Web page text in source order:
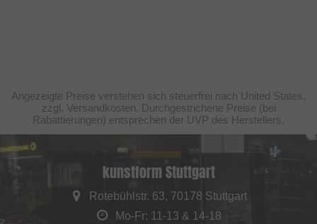
Angezeigte Preise verstehen sich steuerfrei nach United States,
zzgl. Versandkosten. Durchgestrichene Preise (bei
Rabattierungen) entsprechen der UVP des Herstellers.
kunstform Stuttgart
Rotebühlstr. 63, 70178 Stuttgart
Mo-Fr: 11-13 & 14-18